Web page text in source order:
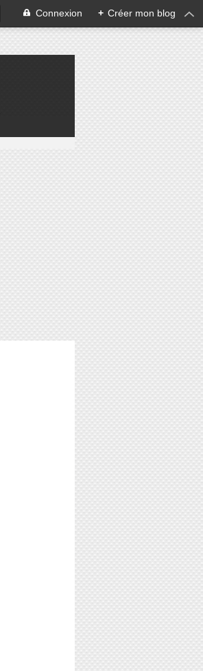
Connexion + Créer mon blog